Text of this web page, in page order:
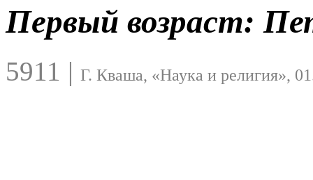
Первый возраст:
5911 | Г. Кваша, «Наука и религия»,